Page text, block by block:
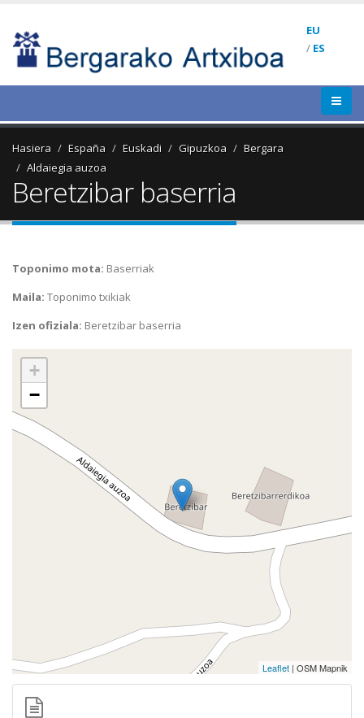
EU
/ ES
Hasiera España Euskadi Gipuzkoa
Bergara
Aldaiegia auzoa
Beretzibar baserria
Toponimo mota: Baserriak
Maila: Toponimo txikiak
Izen ofiziala: Beretzibar baserria
+
−
Leaflet | OSM Mapnik